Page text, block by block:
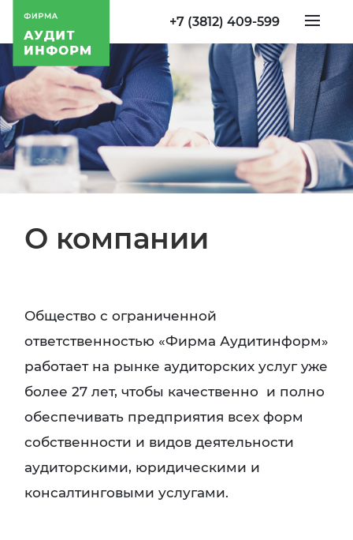
+7 (3812) 409-599
О компании
Общество с ограниченной
ответственностью «Фирма Аудитинформ»
работает на рынке аудиторских услуг уже
более 27 лет, чтобы качественно и полно
обеспечивать предприятия всех форм
собственности и видов деятельности
аудиторскими, юридическими и
консалтинговыми услугами.